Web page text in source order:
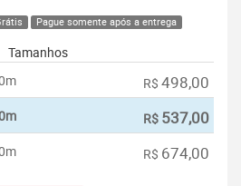
Pague somente após a entrega
Tamanhos
R$ 498,00
R$ 537,00
R$ 674,00